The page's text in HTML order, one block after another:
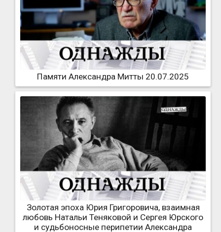
Памяти Александра Митты 20.07.2025
Золотая эпоха Юрия Григоровича, взаимная
любовь Натальи Теняковой и Сергея Юрского
и судьбоносные перипетии Александра